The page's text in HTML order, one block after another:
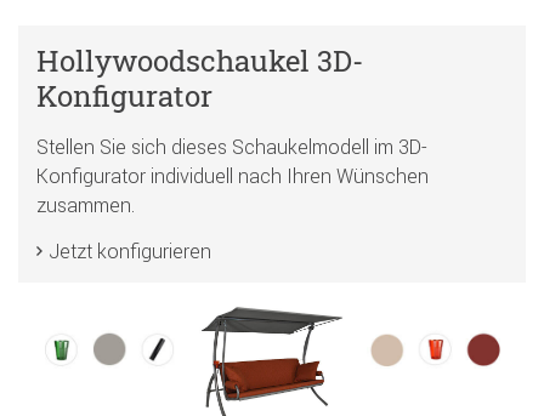
Hollywoodschaukel 3D-
Konfigurator
Stellen Sie sich dieses Schaukelmodell im 3D-
Konfigurator individuell nach Ihren Wünschen
zusammen.
Jetzt konfigurieren